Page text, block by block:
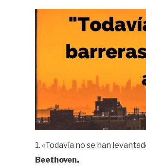
1. «Todavía no se han
Beethoven.